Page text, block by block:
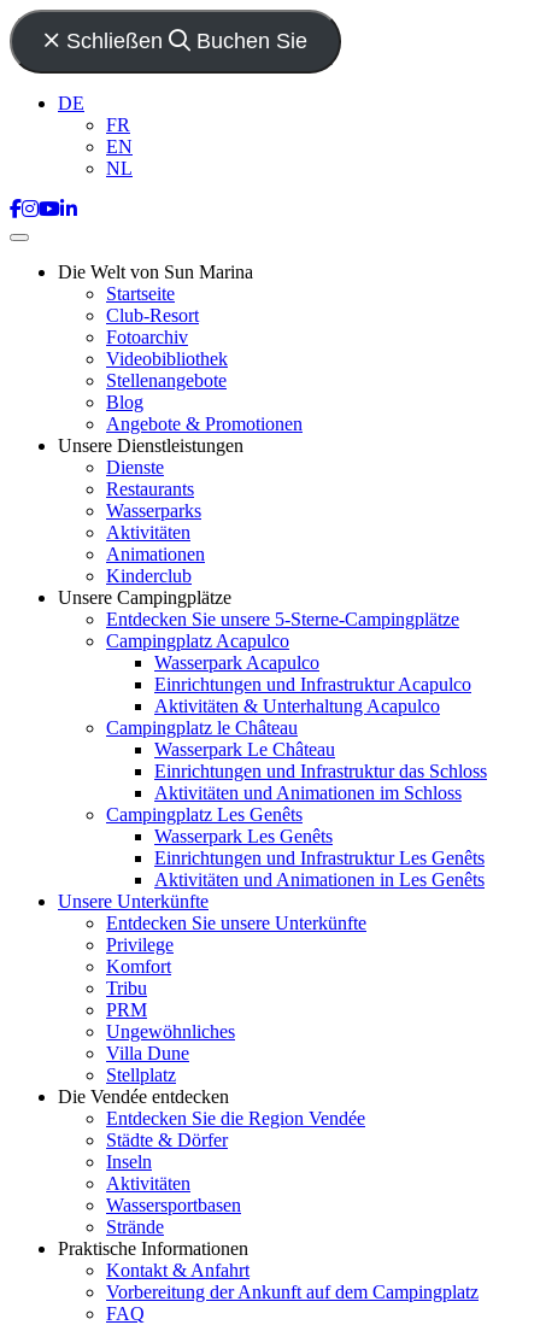
Schließen Buchen Sie
DE
FR
EN
NL
Die Welt von Sun Marina
Startseite
Club-Resort
Fotoarchiv
Videobibliothek
Stellenangebote
Blog
Angebote & Promotionen
Unsere Dienstleistungen
Dienste
Restaurants
Wasserparks
Aktivitäten
Animationen
Kinderclub
Unsere Campingplätze
Entdecken Sie unsere 5-Sterne-Campingplätze
Campingplatz Acapulco
Wasserpark Acapulco
Einrichtungen und Infrastruktur Acapulco
Aktivitäten & Unterhaltung Acapulco
Campingplatz le Château
Wasserpark Le Château
Einrichtungen und Infrastruktur das Schloss
Aktivitäten und Animationen im Schloss
Campingplatz Les Genêts
Wasserpark Les Genêts
Einrichtungen und Infrastruktur Les Genêts
Aktivitäten und Animationen in Les Genêts
Unsere Unterkünfte
Entdecken Sie unsere Unterkünfte
Privilege
Komfort
Tribu
PRM
Ungewöhnliches
Villa Dune
Stellplatz
Die Vendée entdecken
Entdecken Sie die Region Vendée
Städte & Dörfer
Inseln
Aktivitäten
Wassersportbasen
Strände
Praktische Informationen
Kontakt & Anfahrt
Vorbereitung der Ankunft auf dem Campingplatz
FAQ